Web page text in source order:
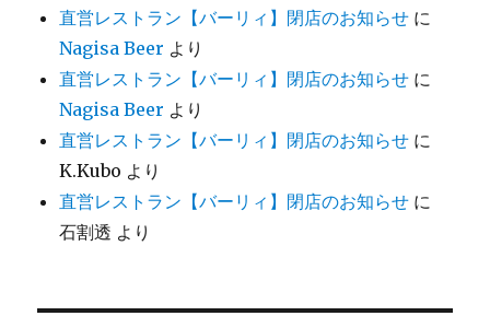
直営レストラン【バーリィ】閉店のお知らせ に
Nagisa Beer より
直営レストラン【バーリィ】閉店のお知らせ に
Nagisa Beer より
直営レストラン【バーリィ】閉店のお知らせ に
K.Kubo より
直営レストラン【バーリィ】閉店のお知らせ に
石割透 より